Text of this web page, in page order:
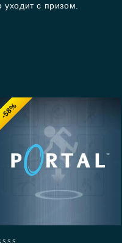
уходит с призом.
-58%